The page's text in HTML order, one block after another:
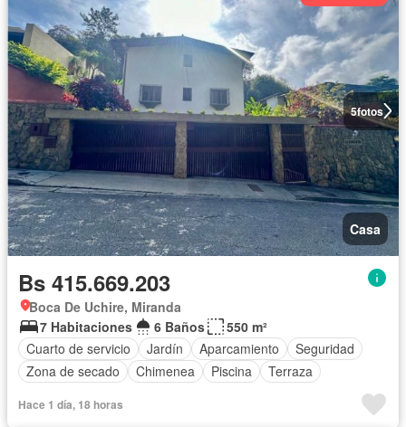
5fotos
Casa
Bs 415.669.203
Boca De Uchire, Miranda
7 Habitaciones
6 Baños
550 m²
Cuarto de servicio
Jardín Aparcamiento
Seguridad
Zona de secado
Chimenea Piscina Terraza
Hace 1 día, 18 horas